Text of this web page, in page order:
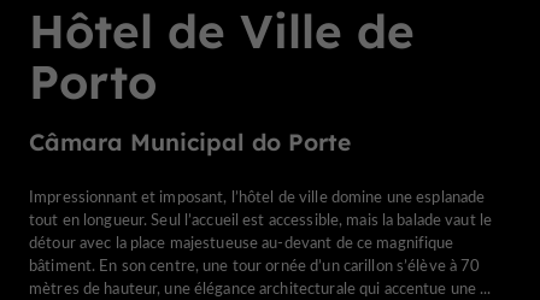
Hôtel de Ville de
Porto
Câmara Municipal do Porte
Impressionnant et imposant, l’hôtel de ville domine une esplanade
tout en longueur. Seul l’accueil est accessible, mais la balade vaut le
détour avec la place majestueuse au-devant de ce magnifique
bâtiment. En son centre, une tour ornée d’un carillon s’élève à 70
mètres de hauteur, une élégance architecturale qui accentue une ...